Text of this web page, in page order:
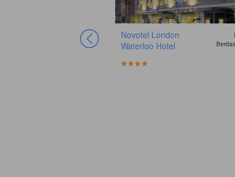
Novotel London
Waterloo Hotel